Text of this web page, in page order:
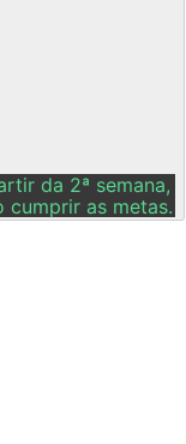
da 2ª semana,
cumprir as metas.